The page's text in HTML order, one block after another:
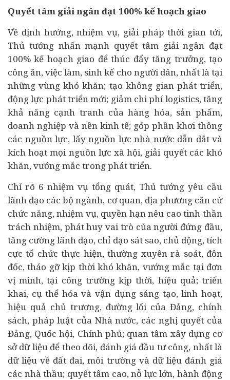
Quyết tâm giải ngân đạt 100% kế hoạch giao
Về định hướng, nhiệm vụ, giải pháp thời gian tới,
Thủ tướng nhấn mạnh quyết tâm giải ngân đạt
100% kế hoạch giao để thúc đẩy tăng trưởng, tạo
công ăn, việc làm, sinh kế cho người dân, nhất là tại
những vùng khó khăn; tạo không gian phát triển,
động lực phát triển mới; giảm chi phí logistics, tăng
khả năng cạnh tranh của hàng hóa, sản phẩm,
doanh nghiệp và nền kinh tế; góp phần khơi thông
các nguồn lực, lấy nguồn lực nhà nước dẫn dắt và
kích hoạt mọi nguồn lực xã hội, giải quyết các khó
khăn, vướng mắc trong phát triển.
Chỉ rõ 6 nhiệm vụ tổng quát, Thủ tướng yêu cầu
lãnh đạo các bộ ngành, cơ quan, địa phương căn cứ
chức năng, nhiệm vụ, quyền hạn nêu cao tinh thần
trách nhiệm, phát huy vai trò của người đứng đầu,
tăng cường lãnh đạo, chỉ đạo sát sao, chủ động, tích
cực tổ chức thực hiện, thường xuyên rà soát, đôn
đốc, tháo gỡ kịp thời khó khăn, vướng mắc tại đơn
vị mình, tại công trường kịp thời, hiệu quả; triển
khai, cụ thể hóa và vận dụng sáng tạo, linh hoạt,
hiệu quả chủ trương, đường lối của Đảng, chính
sách, pháp luật của Nhà nước, các nghị quyết của
Đảng, Quốc hội, Chính phủ; quan tâm xây dựng cơ
sở dữ liệu để theo dõi, đánh giá đầu tư công, nhất là
dữ liệu về đất đai, môi trường và dữ liệu đánh giá
các nhà thầu; quyết tâm cao, nỗ lực lớn, hành động